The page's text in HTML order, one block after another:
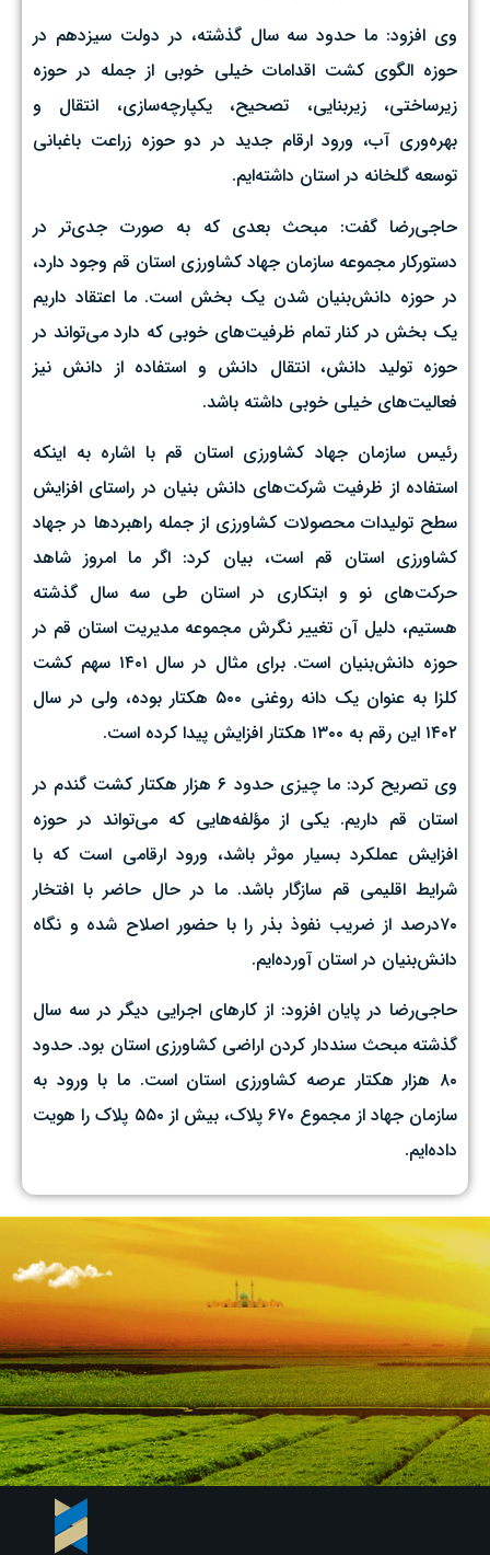
وی افزود: ما حدود سه سال گذشته، در دولت سیزدهم در
حوزه الگوی کشت اقدامات خیلی خوبی از جمله در حوزه
زیرساختی، زیربنایی، تصحیح، یکپارچه‌سازی، انتقال و
بهره‌وری آب، ورود ارقام جدید در دو حوزه زراعت باغبانی
توسعه گلخانه در استان داشته‌ایم.
حاجی‌رضا گفت: مبحث بعدی که به صورت جدی‌تر در
دستورکار مجموعه سازمان جهاد کشاورزی استان قم وجود دارد،
در حوزه دانش‌بنیان شدن یک بخش است. ما اعتقاد داریم
یک بخش در کنار تمام ظرفیت‌های خوبی که دارد می‌تواند در
حوزه تولید دانش، انتقال دانش و استفاده از دانش نیز
فعالیت‌های خیلی خوبی داشته باشد.
رئیس سازمان جهاد کشاورزی استان قم با اشاره به اینکه
استفاده از ظرفیت شرکت‌های دانش بنیان در راستای افزایش
سطح تولیدات محصولات کشاورزی از جمله راهبردها در جهاد
کشاورزی استان قم است، بیان کرد: اگر ما امروز شاهد
حرکت‌های نو و ابتکاری در استان طی سه سال گذشته
هستیم، دلیل آن تغییر نگرش مجموعه مدیریت استان قم در
حوزه دانش‌بنیان است. برای مثال در سال ۱۴۰۱ سهم کشت
کلزا به عنوان یک دانه روغنی ۵۰۰ هکتار بوده، ولی در سال
۱۴۰۲ این رقم به ۱۳۰۰ هکتار افزایش پیدا کرده است.
وی تصریح کرد: ما چیزی حدود ۶ هزار هکتار کشت گندم در
استان قم داریم. یکی از مؤلفه‌‌هایی که می‌تواند در حوزه
افزایش عملکرد بسیار موثر باشد، ورود ارقامی‌ است که با
شرایط اقلیمی قم سازگار باشد. ما در حال حاضر با افتخار
۷۰درصد از ضریب نفوذ بذر را با حضور اصلاح شده و نگاه
دانش‌بنیان در استان آورده‌ایم.
حاجی‌رضا در پایان افزود: از کارهای اجرایی دیگر در سه سال
گذشته مبحث سنددار کردن اراضی کشاورزی استان بود. حدود
۸۰ هزار هکتار عرصه کشاورزی استان است. ما با ورود به
سازمان جهاد از مجموع ۶۷۰ پلاک، بیش از ۵۵۰ پلاک را هویت
داده‌ایم.